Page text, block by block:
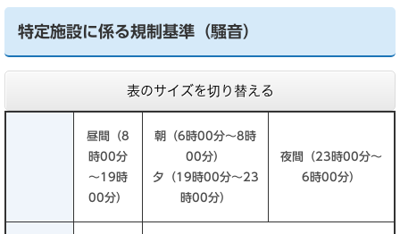
特定施設に係る規制基準（騒音）
表のサイズを切り替える
昼間（8
時00分
～19時
00分）
朝（6時00分～8時
00分）
夕（19時00分～23
時00分）
夜間（23時00分～
6時00分）